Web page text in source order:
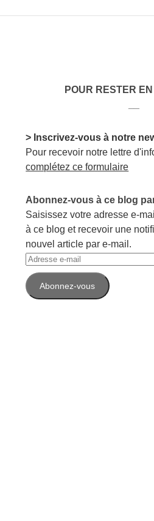
POUR RESTER
> Inscrivez-vous à notre
Pour recevoir notre lettre
complétez ce formulaire
Abonnez-vous à ce blog
Saisissez votre adresse e-
à ce blog et recevoir une
nouvel article par e-mail.
Adresse
e-
mailAbonnez-vous